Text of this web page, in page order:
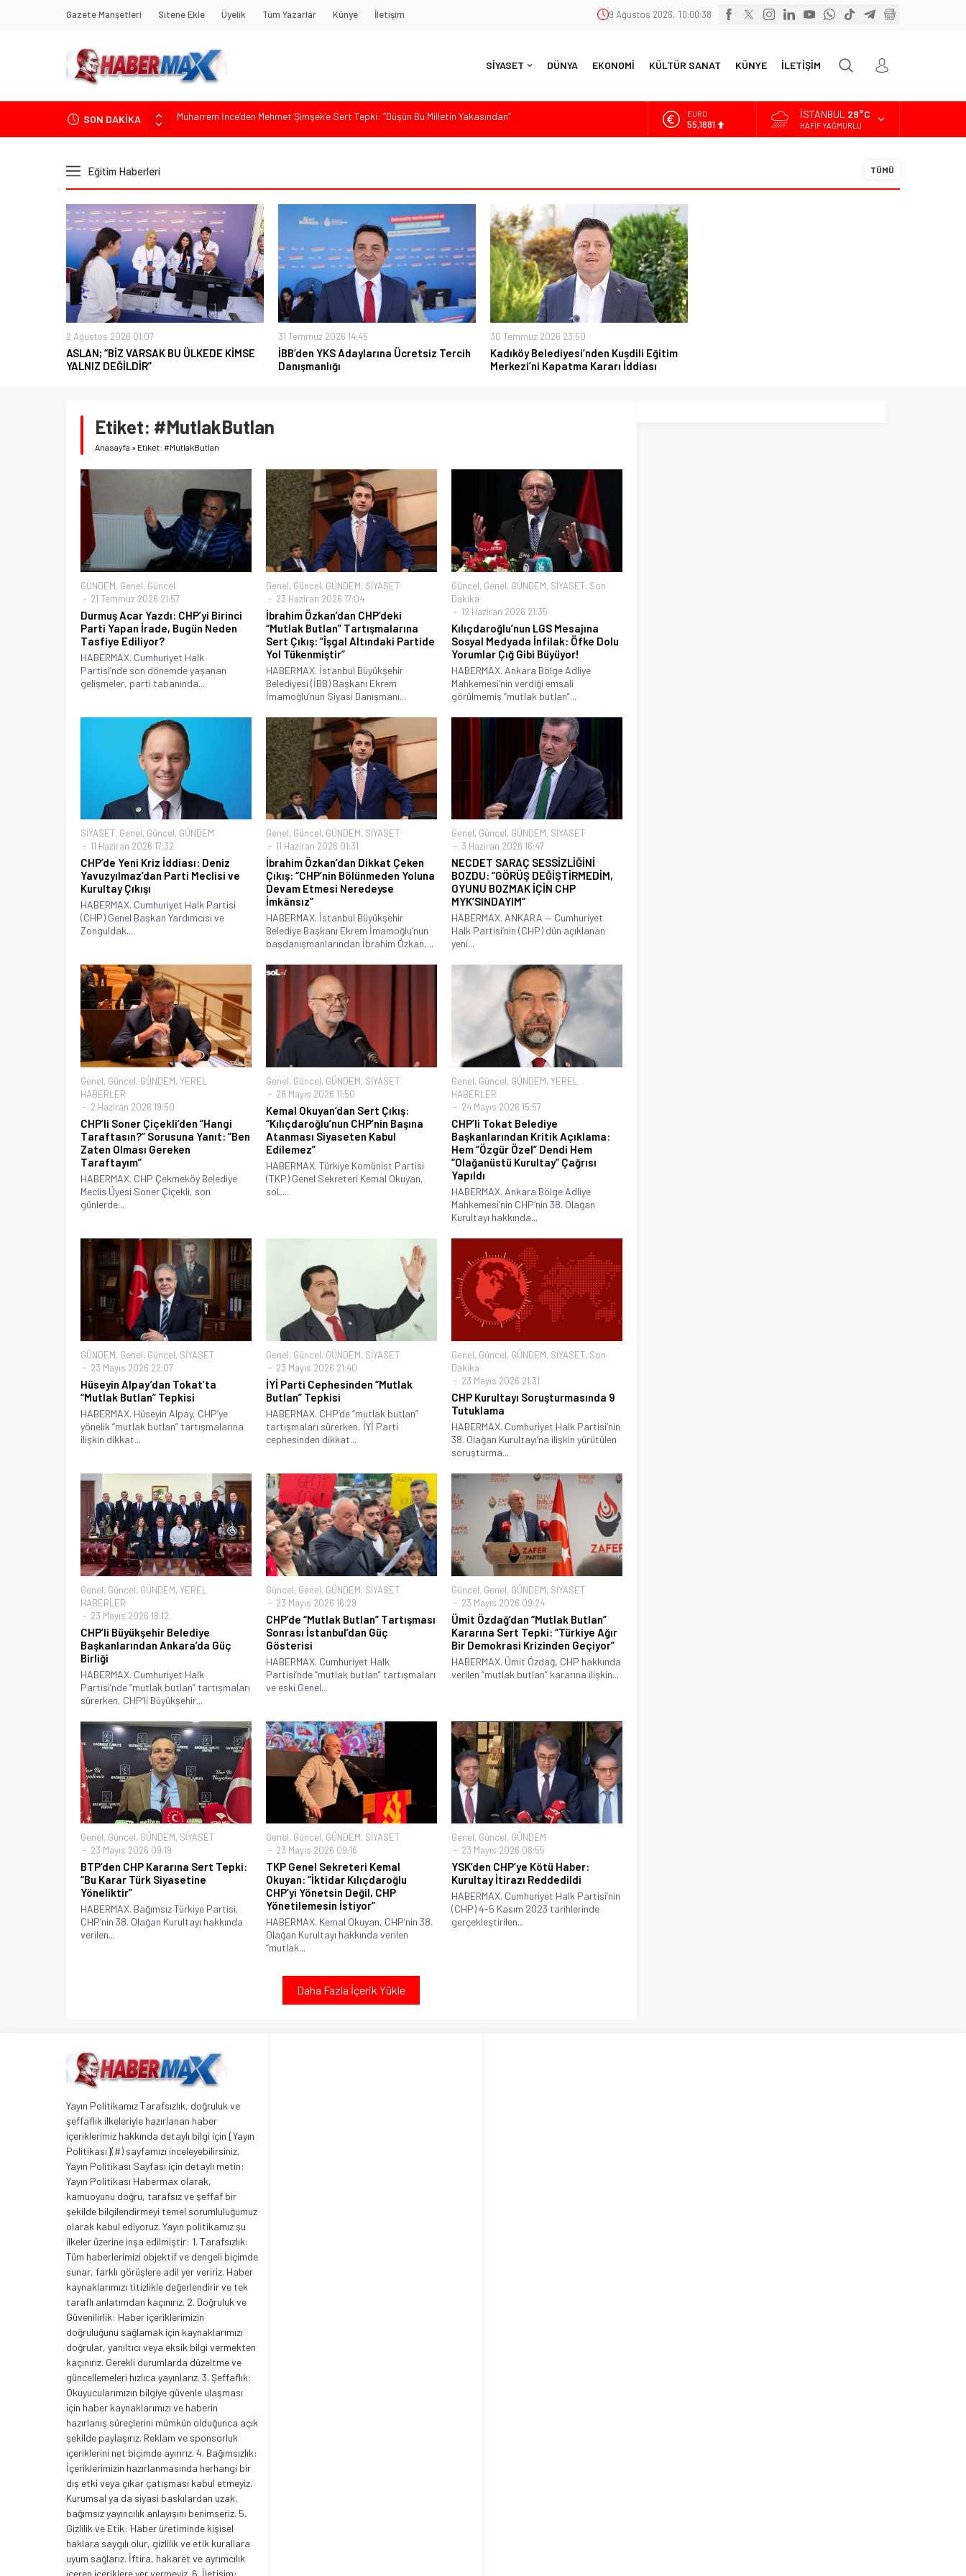
Gazete Manşetleri Sitene Ekle Üyelik Tüm Yazarlar Künye İletişim 9 Ağustos 2026, 10:00:39
SİYASET DÜNYA EKONOMİ KÜLTÜR SANAT KÜNYE İLETİŞİM
SON DAKİKA
Ümit Özdağ’dan Gazilere Destek: “Türkiye, Gazilerinin Taleplerini Kabul Etmeli”
TOKDEF Başkanı Fevzi Can Büşürüm’de Sert Konuştu: “Bu Toprakları Teslim Etmeyeceğiz”
Muharrem İnce’den Mehmet Şimşek’e Sert Tepki: “Düşün Bu Milletin Yakasından”
ALTIN
6.660,55
55,1881
İSTANBUL 29°C
HAFIF YAĞMURLU
Eğitim Haberleri TÜMÜ
2 Ağustos 2026 01:07
ASLAN; “BİZ VARSAK BU ÜLKEDE KİMSE
YALNIZ DEĞİLDİR”
31 Temmuz 2026 14:45
İBB’den YKS Adaylarına Ücretsiz Tercih
Danışmanlığı
30 Temmuz 2026 23:50
Kadıköy Belediyesi’nden Kuşdili Eğitim
Merkezi’ni Kapatma Kararı İddiası
Etiket: #MutlakButlan
Anasayfa » Etiket: #MutlakButlan
GÜNDEM, Genel, Güncel
21 Temmuz 2026 21:57
Durmuş Acar Yazdı: CHP’yi Birinci
Parti Yapan İrade, Bugün Neden
Tasfiye Ediliyor?
HABERMAX. Cumhuriyet Halk
Partisi’nde son dönemde yaşanan
gelişmeler, parti tabanında...
Genel, Güncel, GÜNDEM, SİYASET
23 Haziran 2026 17:04
İbrahim Özkan’dan CHP’deki
“Mutlak Butlan” Tartışmalarına
Sert Çıkış: “İşgal Altındaki Partide
Yol Tükenmiştir”
HABERMAX. İstanbul Büyükşehir
Belediyesi (İBB) Başkanı Ekrem
İmamoğlu’nun Siyasi Danışmanı...
Güncel, Genel, GÜNDEM, SİYASET, Son
Dakika
12 Haziran 2026 21:35
Kılıçdaroğlu’nun LGS Mesajına
Sosyal Medyada İnfilak: Öfke Dolu
Yorumlar Çığ Gibi Büyüyor!
HABERMAX. Ankara Bölge Adliye
Mahkemesi’nin verdiği emsali
görülmemiş “mutlak butlan”...
SİYASET, Genel, Güncel, GÜNDEM
11 Haziran 2026 17:32
CHP’de Yeni Kriz İddiası: Deniz
Yavuzyılmaz’dan Parti Meclisi ve
Kurultay Çıkışı
HABERMAX. Cumhuriyet Halk Partisi
(CHP) Genel Başkan Yardımcısı ve
Zonguldak...
Genel, Güncel, GÜNDEM, SİYASET
11 Haziran 2026 01:31
İbrahim Özkan’dan Dikkat Çeken
Çıkış: “CHP’nin Bölünmeden Yoluna
Devam Etmesi Neredeyse
İmkânsız”
HABERMAX. İstanbul Büyükşehir
Belediye Başkanı Ekrem İmamoğlu’nun
başdanışmanlarından İbrahim Özkan,...
Genel, Güncel, GÜNDEM, SİYASET
3 Haziran 2026 16:47
NECDET SARAÇ SESSİZLİĞİNİ
BOZDU: “GÖRÜŞ DEĞİŞTİRMEDİM,
OYUNU BOZMAK İÇİN CHP
MYK’SINDAYIM”
HABERMAX. ANKARA — Cumhuriyet
Halk Partisi’nin (CHP) dün açıklanan
yeni...
Genel, Güncel, GÜNDEM, YEREL
HABERLER
2 Haziran 2026 19:50
CHP’li Soner Çiçekli’den “Hangi
Taraftasın?” Sorusuna Yanıt: “Ben
Zaten Olması Gereken
Taraftayım”
HABERMAX. CHP Çekmeköy Belediye
Meclis Üyesi Soner Çiçekli, son
günlerde...
Genel, Güncel, GÜNDEM, SİYASET
28 Mayıs 2026 11:50
Kemal Okuyan’dan Sert Çıkış:
“Kılıçdaroğlu’nun CHP’nin Başına
Atanması Siyaseten Kabul
Edilemez”
HABERMAX. Türkiye Komünist Partisi
(TKP) Genel Sekreteri Kemal Okuyan,
soL...
Genel, Güncel, GÜNDEM, YEREL
HABERLER
24 Mayıs 2026 15:57
CHP’li Tokat Belediye
Başkanlarından Kritik Açıklama:
Hem “Özgür Özel” Dendi Hem
“Olağanüstü Kurultay” Çağrısı
Yapıldı
HABERMAX. Ankara Bölge Adliye
Mahkemesi’nin CHP’nin 38. Olağan
Kurultayı hakkında...
GÜNDEM, Genel, Güncel, SİYASET
23 Mayıs 2026 22:07
Hüseyin Alpay’dan Tokat’ta
“Mutlak Butlan” Tepkisi
HABERMAX. Hüseyin Alpay, CHP’ye
yönelik “mutlak butlan” tartışmalarına
ilişkin dikkat...
Genel, Güncel, GÜNDEM, SİYASET
23 Mayıs 2026 21:40
İYİ Parti Cephesinden “Mutlak
Butlan” Tepkisi
HABERMAX. CHP’de “mutlak butlan”
tartışmaları sürerken, İYİ Parti
cephesinden dikkat...
Genel, Güncel, GÜNDEM, SİYASET, Son
Dakika
23 Mayıs 2026 21:31
CHP Kurultayı Soruşturmasında 9
Tutuklama
HABERMAX. Cumhuriyet Halk Partisi’nin
38. Olağan Kurultayı’na ilişkin yürütülen
soruşturma...
Genel, Güncel, GÜNDEM, YEREL
HABERLER
23 Mayıs 2026 18:12
CHP’li Büyükşehir Belediye
Başkanlarından Ankara’da Güç
Birliği
HABERMAX. Cumhuriyet Halk
Partisi’nde “mutlak butlan” tartışmaları
sürerken, CHP’li Büyükşehir...
Güncel, Genel, GÜNDEM, SİYASET
23 Mayıs 2026 16:29
CHP’de “Mutlak Butlan” Tartışması
Sonrası İstanbul’dan Güç
Gösterisi
HABERMAX. Cumhuriyet Halk
Partisi’nde “mutlak butlan” tartışmaları
ve eski Genel...
Güncel, Genel, GÜNDEM, SİYASET
23 Mayıs 2026 09:24
Ümit Özdağ’dan “Mutlak Butlan”
Kararına Sert Tepki: “Türkiye Ağır
Bir Demokrasi Krizinden Geçiyor”
HABERMAX. Ümit Özdağ, CHP hakkında
verilen “mutlak butlan” kararına ilişkin...
Genel, Güncel, GÜNDEM, SİYASET
23 Mayıs 2026 09:19
BTP’den CHP Kararına Sert Tepki:
“Bu Karar Türk Siyasetine
Yöneliktir”
HABERMAX. Bağımsız Türkiye Partisi,
CHP’nin 38. Olağan Kurultayı hakkında
verilen...
Genel, Güncel, GÜNDEM, SİYASET
23 Mayıs 2026 09:16
TKP Genel Sekreteri Kemal
Okuyan: “İktidar Kılıçdaroğlu
CHP’yi Yönetsin Değil, CHP
Yönetilemesin İstiyor”
HABERMAX. Kemal Okuyan, CHP’nin 38.
Olağan Kurultayı hakkında verilen
“mutlak...
Genel, Güncel, GÜNDEM
23 Mayıs 2026 08:55
YSK’den CHP’ye Kötü Haber:
Kurultay İtirazı Reddedildi
HABERMAX. Cumhuriyet Halk Partisi’nin
(CHP) 4-5 Kasım 2023 tarihlerinde
gerçekleştirilen...
Daha Fazla İçerik Yükle
Yayın Politikamız Tarafsızlık, doğruluk ve
şeffaflık ilkeleriyle hazırlanan haber
içeriklerimiz hakkında detaylı bilgi için [Yayın
Politikası](#) sayfamızı inceleyebilirsiniz.
Yayın Politikası Sayfası için detaylı metin:
Yayın Politikası Habermax olarak,
kamuoyunu doğru, tarafsız ve şeffaf bir
şekilde bilgilendirmeyi temel sorumluluğumuz
olarak kabul ediyoruz. Yayın politikamız şu
ilkeler üzerine inşa edilmiştir: 1. Tarafsızlık:
Tüm haberlerimizi objektif ve dengeli biçimde
sunar, farklı görüşlere adil yer veririz. Haber
kaynaklarımızı titizlikle değerlendirir ve tek
taraflı anlatımdan kaçınırız. 2. Doğruluk ve
Güvenilirlik: Haber içeriklerimizin
doğruluğunu sağlamak için kaynaklarımızı
doğrular, yanıltıcı veya eksik bilgi vermekten
kaçınırız. Gerekli durumlarda düzeltme ve
güncellemeleri hızlıca yayınlarız. 3. Şeffaflık:
Okuyucularımızın bilgiye güvenle ulaşması
için haber kaynaklarımızı ve haberin
hazırlanış süreçlerini mümkün olduğunca açık
şekilde paylaşırız. Reklam ve sponsorluk
içeriklerini net biçimde ayırırız. 4. Bağımsızlık:
İçeriklerimizin hazırlanmasında herhangi bir
dış etki veya çıkar çatışması kabul etmeyiz.
Kurumsal ya da siyasi baskılardan uzak,
bağımsız yayıncılık anlayışını benimseriz. 5.
Gizlilik ve Etik: Haber üretiminde kişisel
haklara saygılı olur, gizlilik ve etik kurallara
uyum sağlarız. İftira, hakaret ve ayrımcılık